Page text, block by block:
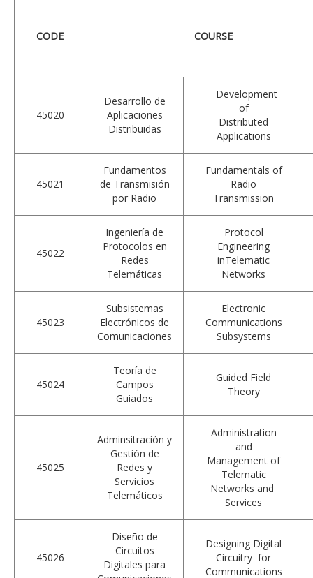
CODE COURSE
45020
Desarrollo de
Aplicaciones
Distribuidas
Development
of
Distributed
Applications
45021
Fundamentos
de Transmisión
por Radio
Fundamentals of
Radio
Transmission
45022
Ingeniería de
Protocolos en
Redes
Telemáticas
Protocol
Engineering
inTelematic
Networks
45023
Subsistemas
Electrónicos de
Comunicaciones
Electronic
Communications
Subsystems
45024
Teoría de
Campos
Guiados
Guided Field
Theory
45025
Adminsitración y
Gestión de
Redes y
Servicios
Telemáticos
Administration
and
Management of
Telematic
Networks and
Services
45026
Diseño de
Circuitos
Digitales para
Designing Digital
Circuitry for
Communications